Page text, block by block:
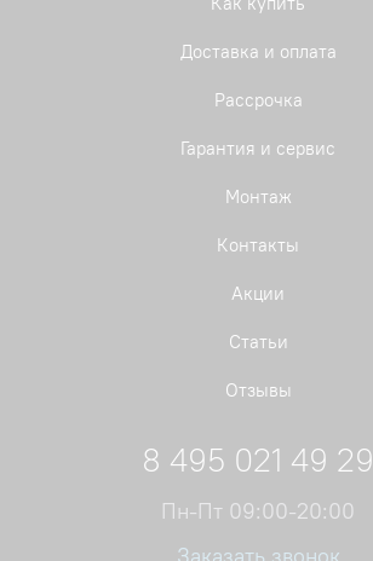
Доставка и оплата
Рассрочка
Гарантия и сервис
Монтаж
Контакты
Акции
Статьи
Отзывы
8 495 021 49 29
Пн-Пт 09:00-20:00